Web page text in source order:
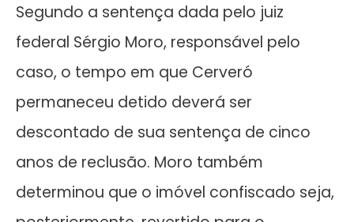
Segundo a sentença dada pelo juiz
federal Sérgio Moro, responsável pelo
caso, o tempo em que Cerveró
permaneceu detido deverá ser
descontado de sua sentença de cinco
anos de reclusão. Moro também
determinou que o imóvel confiscado seja,